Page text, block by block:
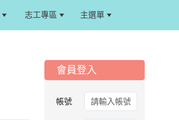
志工專區 主選單
::: 會員登入
帳號
2026-08-06
公告
115年桃園市運動會國
小游泳比賽楊梅區代
表選手服裝領取通知